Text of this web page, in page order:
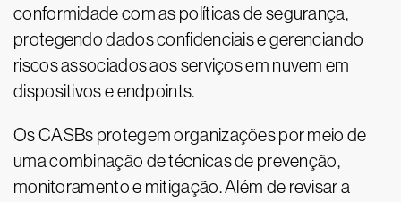
conformidade com as políticas de segurança,
protegendo dados confidenciais e gerenciando
riscos associados aos serviços em nuvem em
dispositivos e endpoints.
Os CASBs protegem organizações por meio de
uma combinação de técnicas de prevenção,
monitoramento e mitigação. Além de revisar a